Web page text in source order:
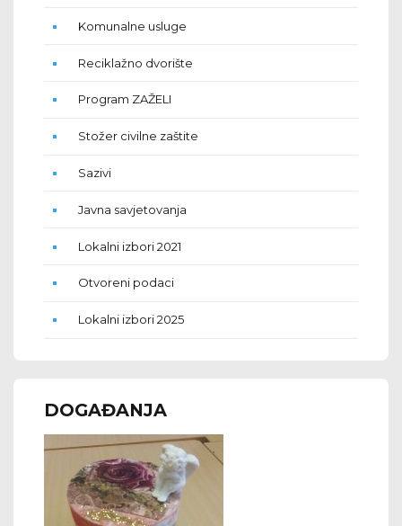
Komunalne usluge
Reciklažno dvorište
Program ZAŽELI
Stožer civilne zaštite
Sazivi
Javna savjetovanja
Lokalni izbori 2021
Otvoreni podaci
Lokalni izbori 2025
DOGAĐANJA